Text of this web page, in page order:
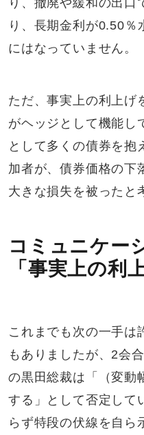
り、長期金利が0.50％
にはなっていません。
ただ、事実上の利上げ
がヘッジとして機能し
として多くの債券を抱
加者が、債券価格の下
大きな損失を被ったと
コミュニケー
「事実上の利
これまでも次の一手は
もありましたが、2会
の黒田総裁は「（変動
する」として否定して
らず特段の伏線を自ら